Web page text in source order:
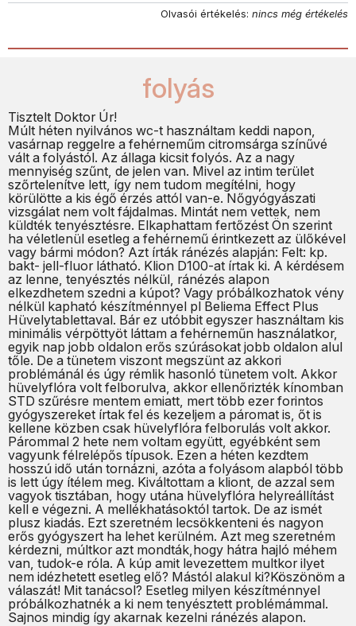
Olvasói értékelés: nincs még értékelés
folyás
Tisztelt Doktor Úr!
Múlt héten nyilvános wc-t használtam keddi napon,
vasárnap reggelre a fehérneműm citromsárga színűvé
vált a folyástól. Az állaga kicsit folyós. Az a nagy
mennyiség szűnt, de jelen van. Mivel az intim terület
szőrtelenítve lett, így nem tudom megítélni, hogy
körülötte a kis égő érzés attól van-e. Nőgyógyászati
vizsgálat nem volt fájdalmas. Mintát nem vettek, nem
küldték tenyésztésre. Elkaphattam fertőzést Ön szerint
ha véletlenül esetleg a fehérnemű érintkezett az ülőkével
vagy bármi módon? Azt írták ránézés alapján: Felt: kp.
bakt- jell-fluor látható. Klion D100-at írtak ki. A kérdésem
az lenne, tenyésztés nélkül, ránézés alapon
elkezdhetem szedni a kúpot? Vagy próbálkozhatok vény
nélkül kapható készítménnyel pl Beliema Effect Plus
Hüvelytablettaval. Bár ez utóbbit egyszer használtam kis
minimális vérpöttyöt láttam a fehérneműn használatkor,
egyik nap jobb oldalon erős szúrásokat jobb oldalon alul
tőle. De a tünetem viszont megszünt az akkori
problémánál és úgy rémlik hasonló tünetem volt. Akkor
hüvelyflóra volt felborulva, akkor ellenőrizték kínomban
STD szűrésre mentem emiatt, mert több ezer forintos
gyógyszereket írtak fel és kezeljem a páromat is, őt is
kellene közben csak hüvelyflóra felborulás volt akkor.
Párommal 2 hete nem voltam együtt, egyébként sem
vagyunk félrelépős típusok. Ezen a héten kezdtem
hosszú idő után tornázni, azóta a folyásom alapból több
is lett úgy ítélem meg. Kiváltottam a kliont, de azzal sem
vagyok tisztában, hogy utána hüvelyflóra helyreállítást
kell e végezni. A mellékhatásoktól tartok. De az ismét
plusz kiadás. Ezt szeretném lecsökkenteni és nagyon
erős gyógyszert ha lehet kerülném. Azt meg szeretném
kérdezni, múltkor azt mondták,hogy hátra hajló méhem
van, tudok-e róla. A kúp amit levezettem multkor ilyet
nem idézhetett esetleg elő? Mástól alakul ki?Köszönöm a
válaszát! Mit tanácsol? Esetleg milyen készítménnyel
próbálkozhatnék a ki nem tenyésztett problémámmal.
Sajnos mindig így akarnak kezelni ránézés alapon.